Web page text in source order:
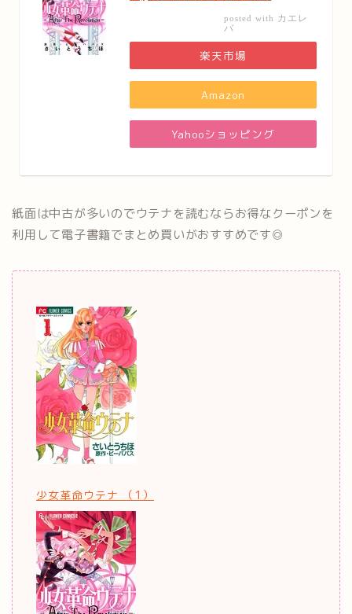
posted with カエレ
バ
楽天市場
Amazon
Yahooショッピング
紙面は中古が多いのでウテナを読むならお得なクーポンを
利用して電子書籍でまとめ買いがおすすめです◎
少女革命ウテナ （1）